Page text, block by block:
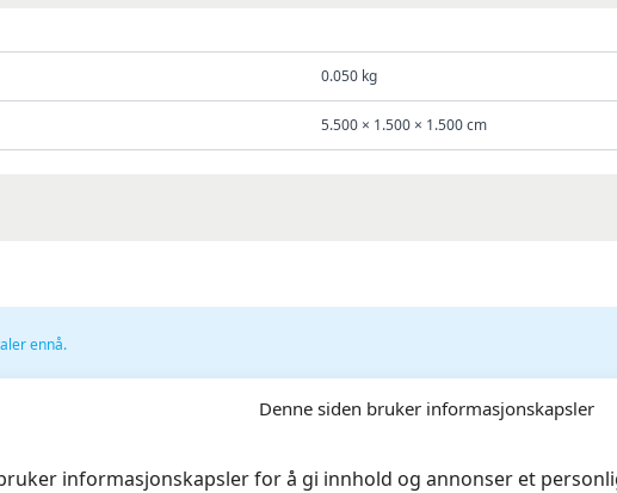
Denne siden bruker informasjonskapsler
informasjonskapsler for å gi innhold og annonser et
0.050 kg
5.500 × 1.500 × 1.500 cm
ennå.
«Bomulltråd 100m – 2960»
ikke bli publisert.